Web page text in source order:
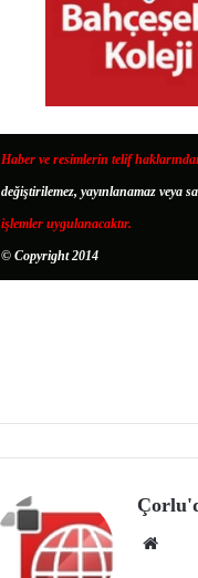
Haber ve resimlerin telif
değiştirilemez, yayınlanamaz veya
işlemler uygulanacaktır.
© Copyright 2014